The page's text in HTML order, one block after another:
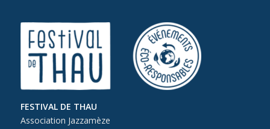
FESTIVAL DE THAU
Association Jazzamèze